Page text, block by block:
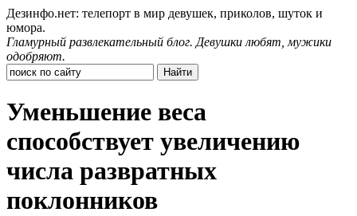
Дезинфо.нет: телепорт в мир девушек, приколов, шуток и
юмора.
Гламурный развлекательный блог. Девушки любят, мужики
одобряют.
Уменьшение веса
способствует увеличению
числа развратных
поклонников